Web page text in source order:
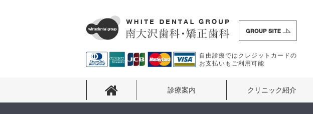
自由診療ではクレジットカードの
お支払いもご利用可能
診療案内 クリニック紹介